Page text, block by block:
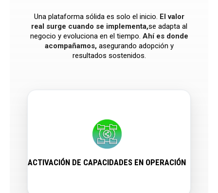
Una plataforma sólida es solo el inicio. El valor
real surge cuando se implementa,se adapta al
negocio y evoluciona en el tiempo. Ahí es donde
acompañamos,asegurando adopción y
resultados sostenidos.
ACTIVACIÓN DE CAPACIDADES EN OPERACIÓN